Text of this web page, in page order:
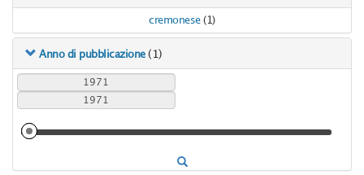
cremonese (1)
Anno di pubblicazione (1)